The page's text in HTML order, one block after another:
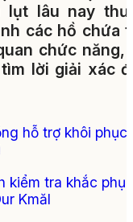
lụt lâu nay
các hồ chứa
chức năng,
lời giải xác
hỗ trợ khôi phục
kiểm tra khắc phục
Kmăl